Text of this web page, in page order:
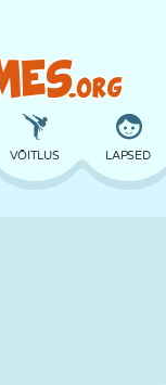
VÕITLUS LAPSED